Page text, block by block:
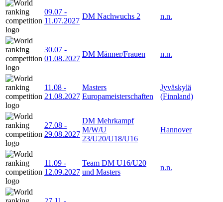
09.07 -
11.07.2027
DM Nachwuchs 2 n.n.
30.07 -
01.08.2027
DM Männer/Frauen n.n.
11.08 -
21.08.2027
Masters
Europameisterschaften
Jyväskylä
(Finnland)
27.08 -
29.08.2027
DM Mehrkampf
M/W/U
23/U20/U18/U16
Hannover
11.09 -
12.09.2027
Team DM U16/U20
und Masters
n.n.